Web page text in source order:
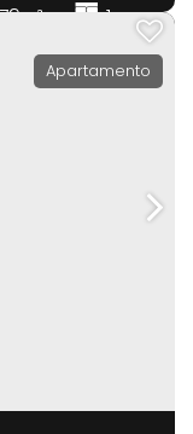
1
facilidades para o
lazer, salas
Apartamento